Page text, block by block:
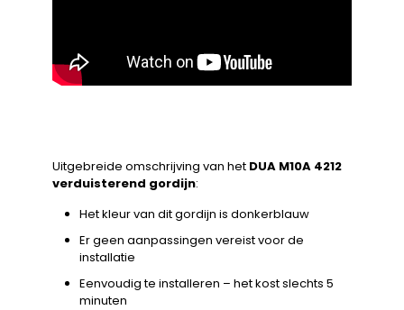
Uitgebreide omschrijving van het DUA M10A 4212
verduisterend gordijn:
Het kleur van dit gordijn is donkerblauw
Er geen aanpassingen vereist voor de
installatie
Eenvoudig te installeren – het kost slechts 5
minuten